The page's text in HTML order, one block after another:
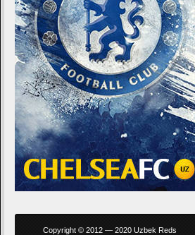
Copyright © 2012 — 2020 Uzbek Reds